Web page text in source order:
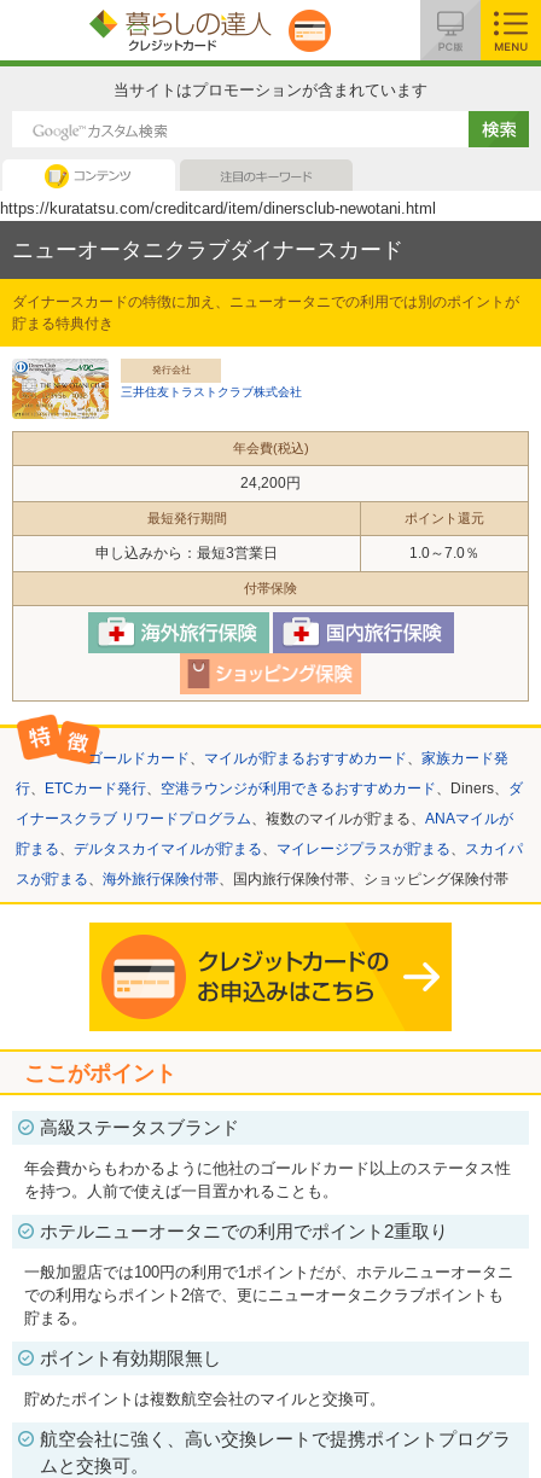
MENU
当サイトはプロモーションが含まれています
コンテンツ 注目のキーワード
https://kuratatsu.com/creditcard/item/dinersclub-newotani.html
ニューオータニクラブダイナースカード
ダイナースカードの特徴に加え、ニューオータニでの利用では別のポイントが
貯まる特典付き
発行会社
三井住友トラストクラブ株式会社
年会費(税込)
24,200円
最短発行期間 ポイント還元
申し込みから：最短3営業日 1.0～7.0％
付帯保険
ゴールドカード、 マイルが貯まるおすすめカード、 家族カード発
行、 ETCカード発行、 空港ラウンジが利用できるおすすめカード、Diners、 ダ
イナースクラブ リワードプログラム、複数のマイルが貯まる、 ANAマイルが
貯まる、 デルタスカイマイルが貯まる、 マイレージプラスが貯まる、 スカイパ
スが貯まる、 海外旅行保険付帯、国内旅行保険付帯、ショッピング保険付帯
ここがポイント
高級ステータスブランド
年会費からもわかるように他社のゴールドカード以上のステータス性
を持つ。人前で使えば一目置かれることも。
ホテルニューオータニでの利用でポイント2重取り
一般加盟店では100円の利用で1ポイントだが、ホテルニューオータニ
での利用ならポイント2倍で、更にニューオータニクラブポイントも
貯まる。
ポイント有効期限無し
貯めたポイントは複数航空会社のマイルと交換可。
航空会社に強く、高い交換レートで提携ポイントプログラ
ムと交換可。